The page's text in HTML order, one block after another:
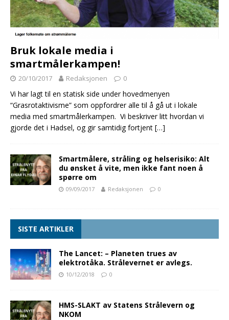
Bruk lokale media i
smartmålerkampen!
20/10/2017 Redaksjonen 0
Vi har lagt til en statisk side under hovedmenyen
“Grasrotaktivisme” som oppfordrer alle til å gå ut i lokale
media med smartmålerkampen. Vi beskriver litt hvordan vi
gjorde det i Hadsel, og gir samtidig fortjent […]
Smartmålere, stråling og helserisiko: Alt
du ønsket å vite, men ikke fant noen å
spørre om
09/09/2017 Redaksjonen 0
SISTE ARTIKLER
The Lancet: – Planeten trues av
elektrotåka. Strålevernet er avlegs.
10/12/2018 0
HMS-SLAKT av Statens Strålevern og
NKOM